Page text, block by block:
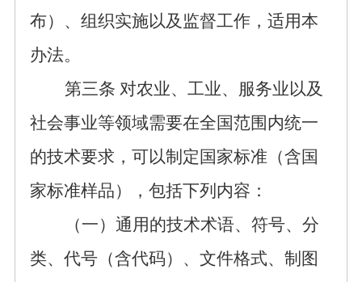
布）、组织实施以及监督工作，适用本
办法。
第三条 对农业、工业、服务业以及
社会事业等领域需要在全国范围内统一
的技术要求， 可以制定国家标准（含国
家标准样品），包括下列内容：
（一）通用的技术术语、符号、分
类、代号（含代码）、文件格式、制图